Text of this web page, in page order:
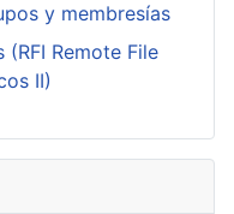
y membresías
Remote File
II)